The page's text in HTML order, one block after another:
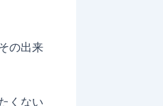
の出来
くない